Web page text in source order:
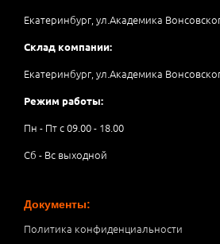
Екатеринбург, ул.Академика
Склад компании:
Екатеринбург, ул.Академика
Режим работы:
Пн - Пт с 09.00 - 18.00
Сб - Вс выходной
Документы:
Политика конфиденциальности